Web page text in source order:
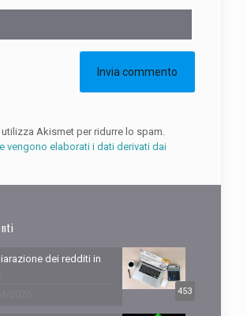
Akismet per ridurre lo spam.
vengono elaborati i dati derivati dai
453
dei redditi in